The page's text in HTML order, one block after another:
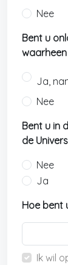
Nee
Bent u
Ja,
Nee
Bent u in
de
Nee
Ja
Hoe bent
Ik wil